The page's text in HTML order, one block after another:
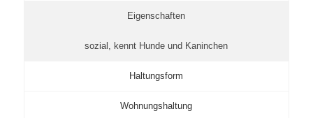
Eigenschaften
sozial, kennt Hunde und Kaninchen
Haltungsform
Wohnungshaltung